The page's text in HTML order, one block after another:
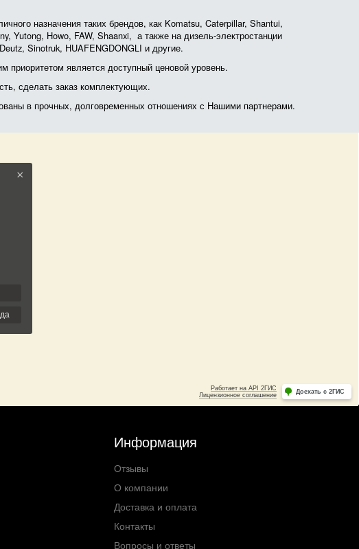
назначения таких брендов, как Komatsu, Caterpillar, Shantui,
Yutong, Howo, FAW, Shaanxi, а также на дизель-электростанции
Sinotruk, HUAFENGDONGLI и другие.
является доступный ценовой уровень.
сделать заказ комплектующих.
в прочных, долговременных отношениях с Нашими партнерами.
Информация
Отзывы
О компании
Доставка и оплата
Контакты
Вопросы и ответы